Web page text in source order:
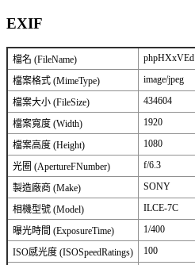
EXIF
檔名 (FileName) phpHXxVEd
檔案格式 (MimeType) image/jpeg
檔案大小 (FileSize) 434604
檔案寬度 (Width) 1920
檔案高度 (Height) 1080
光圈 (ApertureFNumber) f/6.3
製造廠商 (Make) SONY
相機型號 (Model) ILCE-7C
曝光時間 (ExposureTime) 1/400
ISO感光度 (ISOSpeedRatings) 100